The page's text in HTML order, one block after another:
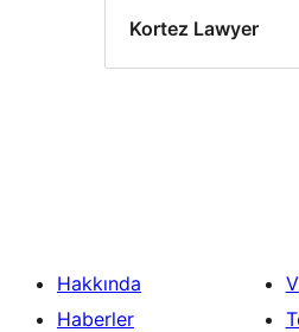
Kortez Lawyer
Hakkında
Haberler